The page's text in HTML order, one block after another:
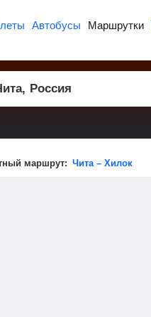
Автобусы Маршрутки
маршрут: Чита – Хилок